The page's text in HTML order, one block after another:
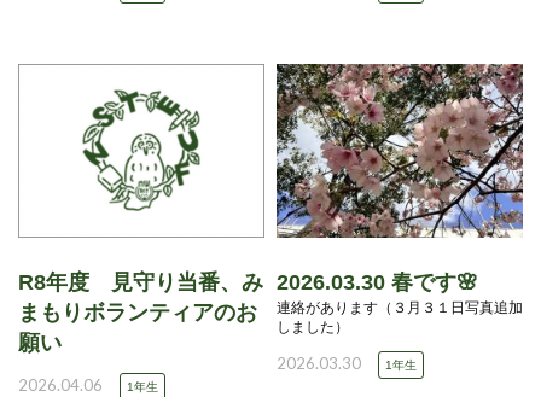
R8年度 見守り当番、み
まもりボランティアのお
願い
2026.04.06 1年生
2026.03.30 春です🌸
連絡があります（３月３１日写真追加
しました）
2026.03.30 1年生